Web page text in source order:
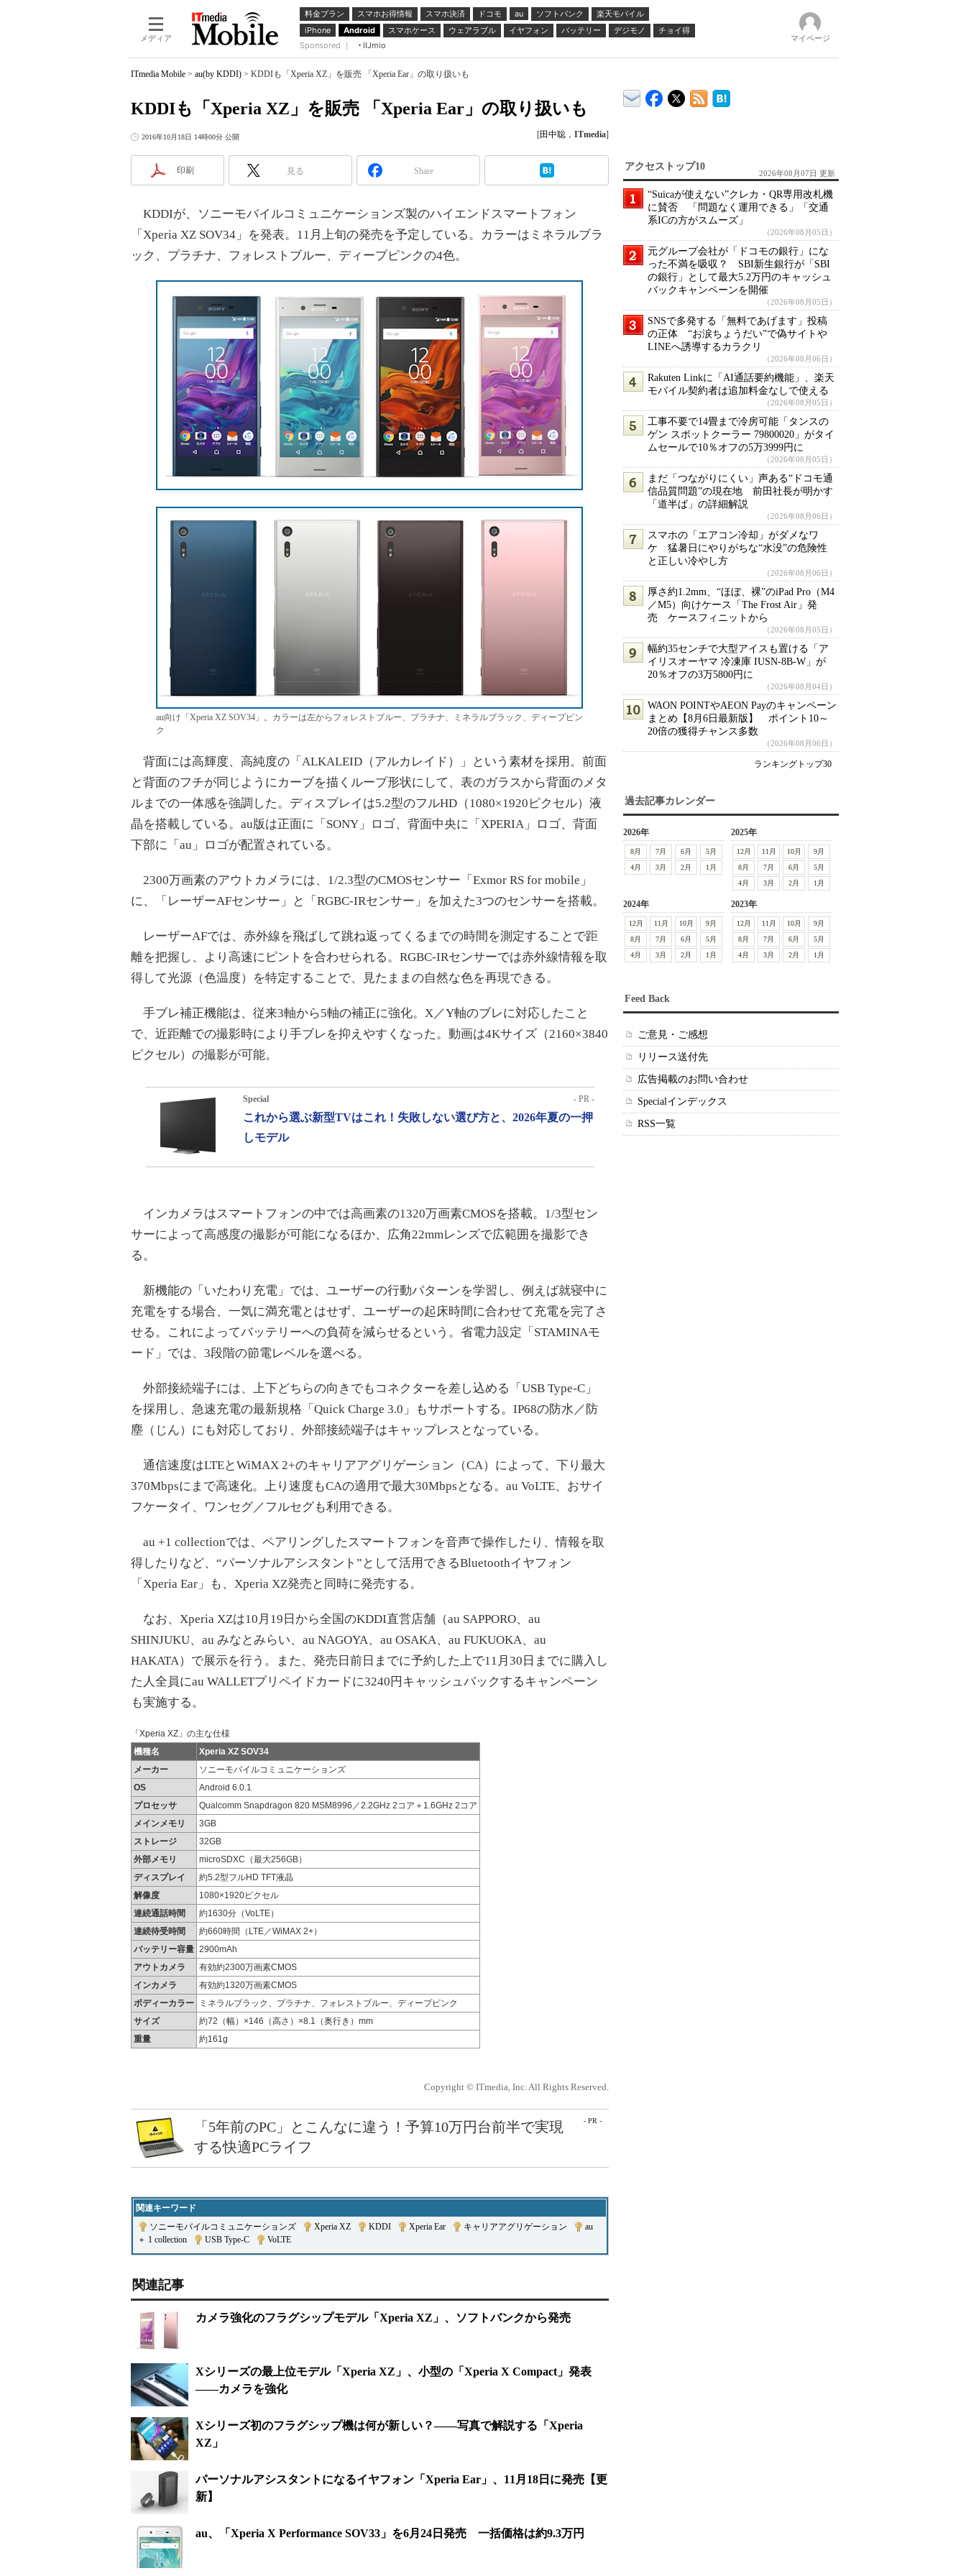
メディア
料金プラン スマホお得情報 スマホ決済 ドコモ au ソフトバンク
楽天モバイル
iPhone
Android スマホケース ウェアラブル イヤフォン バッテリー デジモノ
チョイ得
Sponsored ｜
IIJmio
マイページ
ITmedia Mobile > au(by KDDI) > KDDIも「Xperia XZ」を販売 「Xperia Ear」の取り扱いも
KDDIも「Xperia XZ」を販売 「Xperia Ear」の取り扱いも
2016年10月18日 14時00分 公開 [田中聡 ， ITmedia]
印刷 見る Share
KDDIが、ソニーモバイルコミュニケーションズ製のハイエンドスマートフォン
「Xperia XZ SOV34」を発表。11月上旬の発売を予定している。カラーはミネラルブラ
ック、プラチナ、フォレストブルー、ディープピンクの4色。
au向け「Xperia XZ SOV34」。カラーは左からフォレストブルー、プラチナ、ミネラルブラック、ディープピン
ク
背面には高輝度、高純度の「ALKALEID（アルカレイド）」という素材を採用。前面
と背面のフチが同じようにカーブを描くループ形状にして、表のガラスから背面のメタ
ルまでの一体感を強調した。ディスプレイは5.2型のフルHD（1080×1920ピクセル）液
晶を搭載している。au版は正面に「SONY」ロゴ、背面中央に「XPERIA」ロゴ、背面
下部に「au」ロゴが配置されている。
2300万画素のアウトカメラには、1/2.3型のCMOSセンサー「Exmor RS for mobile」
に、「レーザーAFセンサー」と「RGBC-IRセンサー」を加えた3つのセンサーを搭載。
レーザーAFでは、赤外線を飛ばして跳ね返ってくるまでの時間を測定することで距
離を把握し、より高速にピントを合わせられる。RGBC-IRセンサーでは赤外線情報を取
得して光源（色温度）を特定することで、見たままの自然な色を再現できる。
手ブレ補正機能は、従来3軸から5軸の補正に強化。X／Y軸のブレに対応したこと
で、近距離での撮影時により手ブレを抑えやすくなった。動画は4Kサイズ（2160×3840
ピクセル）の撮影が可能。
Special - PR -
これから選ぶ新型TVはこれ！失敗しない選び方と、2026年夏の一押
しモデル
インカメラはスマートフォンの中では高画素の1320万画素CMOSを搭載。1/3型セン
サーによって高感度の撮影が可能になるほか、広角22mmレンズで広範囲を撮影でき
る。
新機能の「いたわり充電」では、ユーザーの行動パターンを学習し、例えば就寝中に
充電をする場合、一気に満充電とはせず、ユーザーの起床時間に合わせて充電を完了さ
せる。これによってバッテリーへの負荷を減らせるという。省電力設定「STAMINAモ
ード」では、3段階の節電レベルを選べる。
外部接続端子には、上下どちらの向きでもコネクターを差し込める「USB Type-C」
を採用し、急速充電の最新規格「Quick Charge 3.0」もサポートする。IP68の防水／防
塵（じん）にも対応しており、外部接続端子はキャップレスとなっている。
通信速度はLTEとWiMAX 2+のキャリアアグリゲーション（CA）によって、下り最大
370Mbpsにまで高速化。上り速度もCAの適用で最大30Mbpsとなる。au VoLTE、おサイ
フケータイ、ワンセグ／フルセグも利用できる。
au +1 collectionでは、ペアリングしたスマートフォンを音声で操作したり、情報を取
得したりなど、“パーソナルアシスタント”として活用できるBluetoothイヤフォン
「Xperia Ear」も、Xperia XZ発売と同時に発売する。
なお、Xperia XZは10月19日から全国のKDDI直営店舗（au SAPPORO、au
SHINJUKU、au みなとみらい、au NAGOYA、au OSAKA、au FUKUOKA、au
HAKATA）で展示を行う。また、発売日前日までに予約した上で11月30日までに購入し
た人全員にau WALLETプリペイドカードに3240円キャッシュバックするキャンペーン
も実施する。
「Xperia XZ」の主な仕様
機種名
Xperia XZ SOV34
メーカー
ソニーモバイルコミュニケーションズ
OS
Android 6.0.1
プロセッサ
Qualcomm Snapdragon 820 MSM8996／2.2GHz 2コア＋1.6GHz 2コア
メインメモリ
3GB
ストレージ
32GB
外部メモリ
microSDXC（最大256GB）
ディスプレイ
約5.2型フルHD TFT液晶
解像度
1080×1920ピクセル
連続通話時間
約1630分（VoLTE）
連続待受時間
約660時間（LTE／WiMAX 2+）
バッテリー容量 2900mAh
アウトカメラ
有効約2300万画素CMOS
インカメラ
有効約1320万画素CMOS
ボディーカラー
ミネラルブラック、プラチナ、フォレストブルー、ディープピンク
サイズ
約72（幅）×146（高さ）×8.1（奥行き）mm
重量
約161g
Copyright © ITmedia, Inc. All Rights Reserved.
- PR -
「5年前のPC」とこんなに違う！予算10万円台前半で実現
する快適PCライフ
関連キーワード
ソニーモバイルコミュニケーションズ
Xperia XZ KDDI Xperia Ear キャリアアグリゲーション
au
＋ 1 collection
USB Type-C VoLTE
関連記事
カメラ強化のフラグシップモデル「Xperia XZ」、ソフトバンクから発売
Xシリーズの最上位モデル「Xperia XZ」、小型の「Xperia X Compact」発表
――カメラを強化
Xシリーズ初のフラグシップ機は何が新しい？――写真で解説する「Xperia
XZ」
パーソナルアシスタントになるイヤフォン「Xperia Ear」、11月18日に発売【更
新】
au、「Xperia X Performance SOV33」を6月24日発売 一括価格は約9.3万円
アクセストップ10
2026年08月07日 更新
“Suicaが使えない”クレカ・QR専用改札機
に賛否 「問題なく運用できる」「交通
系ICの方がスムーズ」
（2026年08月05日）
元グループ会社が「ドコモの銀行」にな
った不満を吸収？ SBI新生銀行が「SBI
の銀行」として最大5.2万円のキャッシュ
バックキャンペーンを開催
（2026年08月05日）
SNSで多発する「無料であげます」投稿
の正体 “お涙ちょうだい”で偽サイトや
LINEへ誘導するカラクリ
（2026年08月06日）
Rakuten Linkに「AI通話要約機能」、楽天
モバイル契約者は追加料金なしで使える
（2026年08月05日）
工事不要で14畳まで冷房可能「タンスの
ゲン スポットクーラー 79800020」がタイ
ムセールで10％オフの5万3999円に
（2026年08月05日）
まだ「つながりにくい」声ある“ドコモ通
信品質問題”の現在地 前田社長が明かす
「道半ば」の詳細解説
（2026年08月06日）
スマホの「エアコン冷却」がダメなワ
ケ 猛暑日にやりがちな“水没”の危険性
と正しい冷やし方
（2026年08月06日）
厚さ約1.2mm、“ほぼ、裸”のiPad Pro（M4
／M5）向けケース「The Frost Air」発
売 ケースフィニットから
（2026年08月05日）
幅約35センチで大型アイスも置ける「ア
イリスオーヤマ 冷凍庫 IUSN-8B-W」が
20％オフの3万5800円に
（2026年08月04日）
WAON POINTやAEON Payのキャンペーン
まとめ【8月6日最新版】 ポイント10～
20倍の獲得チャンス多数
（2026年08月06日）
ランキングトップ30
過去記事カレンダー
2026年
8月 7月 6月
5月
4月
3月 2月 1月
2025年
12月 11月 10月
9月
8月
7月 6月
5月
4月
3月 2月 1月
2024年
12月 11月 10月
9月
8月
7月 6月
5月
4月
3月 2月 1月
2023年
12月 11月 10月
9月
8月
7月 6月
5月
4月
3月 2月 1月
Feed Back
ご意見・ご感想
リリース送付先
広告掲載のお問い合わせ
Specialインデックス
RSS一覧